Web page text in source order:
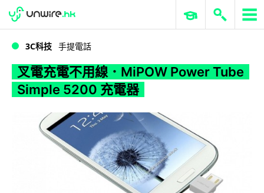
WWDC 2026 ERP 與商業 AI
3C科技 手提電話
叉電充電不用線．MiPOW Power Tube
Simple 5200 充電器